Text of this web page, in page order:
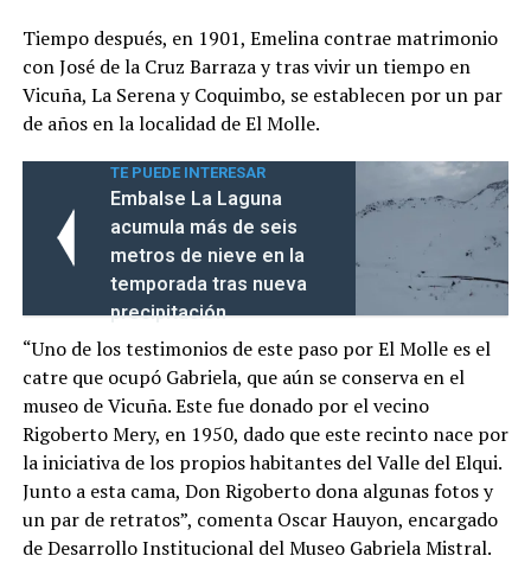
Tiempo después, en 1901, Emelina contrae matrimonio
con José de la Cruz Barraza y tras vivir un tiempo en
Vicuña, La Serena y Coquimbo, se establecen por un par
de años en la localidad de El Molle.
TE PUEDE INTERESAR
Embalse La Laguna
acumula más de seis
metros de nieve en la
temporada tras nueva
precipitación
“Uno de los testimonios de este paso por El Molle es el
catre que ocupó Gabriela, que aún se conserva en el
museo de Vicuña. Este fue donado por el vecino
Rigoberto Mery, en 1950, dado que este recinto nace por
la iniciativa de los propios habitantes del Valle del Elqui.
Junto a esta cama, Don Rigoberto dona algunas fotos y
un par de retratos”, comenta Oscar Hauyon, encargado
de Desarrollo Institucional del Museo Gabriela Mistral.